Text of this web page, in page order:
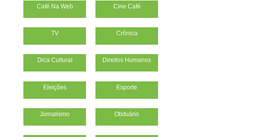
Café Na Web Cine Café
TV Crônica
Dica Cultural Direitos Humanos
Eleições Esporte
Jornalismo Obituário